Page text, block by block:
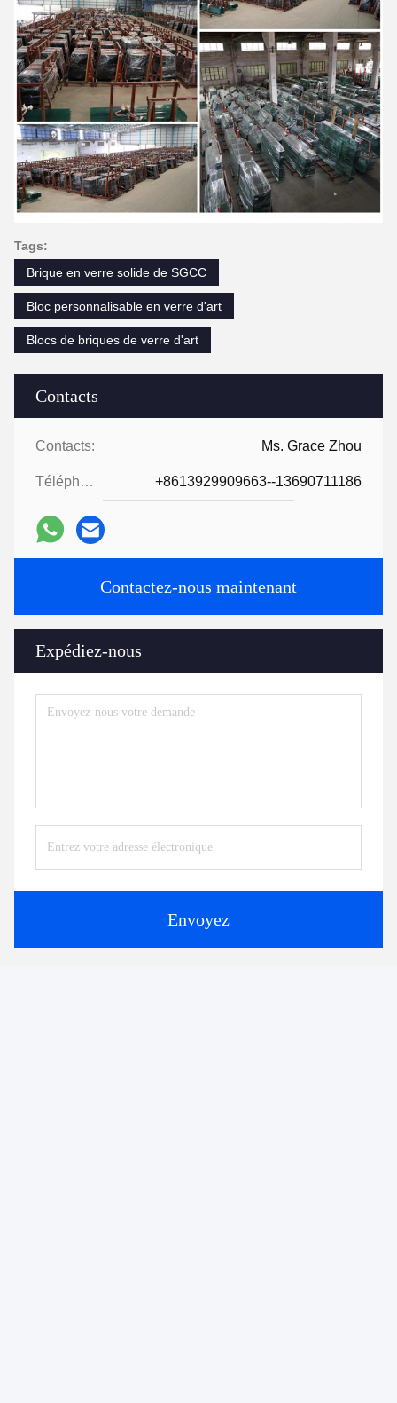
Contacts
Contacts: Ms. Grace Zhou
Téléphone: +8613929909663--13690711186
Contactez-nous maintenant
Expédiez-nous
Envoyez
Tags:
Brique en verre solide de SGCC
Bloc personnalisable en verre d'art
Blocs de briques de verre d'art